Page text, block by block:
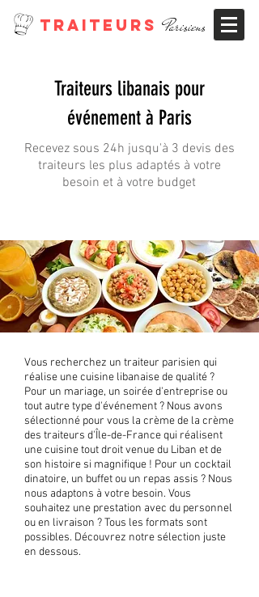
TRAITEURSParisiens
Traiteurs libanais pour
événement à Paris
Recevez sous 24h jusqu'à 3 devis des
traiteurs les plus adaptés à votre
besoin et à votre budget
Vous recherchez un traiteur parisien qui
réalise une cuisine libanaise de qualité ?
Pour un mariage, un soirée d'entreprise ou
tout autre type d'événement ? Nous avons
sélectionné pour vous la crème de la crème
des traiteurs d'Île-de-France qui réalisent
une cuisine tout droit venue du Liban et de
son histoire si magnifique ! Pour un cocktail
dinatoire, un buffet ou un repas assis ? Nous
nous adaptons à votre besoin. Vous
souhaitez une prestation avec du personnel
ou en livraison ? Tous les formats sont
possibles. Découvrez notre sélection juste
en dessous.